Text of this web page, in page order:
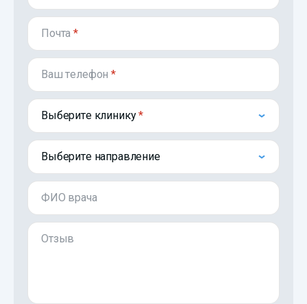
Почта*
Ваш телефон*
Выберите клинику
Выберите направление
ФИО врача
Отзыв